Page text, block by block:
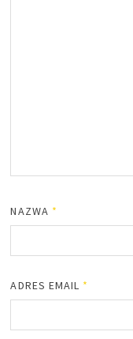
NAZWA *
ADRES EMAIL *